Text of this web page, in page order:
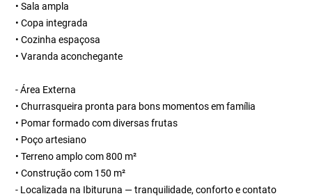
• Sala ampla
• Copa integrada
• Cozinha espaçosa
• Varanda aconchegante
- Área Externa
• Churrasqueira pronta para bons momentos em família
• Pomar formado com diversas frutas
• Poço artesiano
• Terreno amplo com 800 m²
• Construção com 150 m²
- Localizada na Ibituruna — tranquilidade, conforto e contato